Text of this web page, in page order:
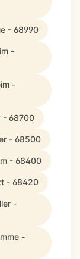
- 68990
-
-
- 68700
- 68500
- 68400
- 68420
-
-